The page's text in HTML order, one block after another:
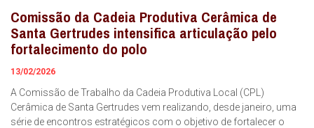
Comissão da Cadeia Produtiva Cerâmica de
Santa Gertrudes intensifica articulação pelo
fortalecimento do polo
13/02/2026
A Comissão de Trabalho da Cadeia Produtiva Local (CPL)
Cerâmica de Santa Gertrudes vem realizando, desde janeiro, uma
série de encontros estratégicos com o objetivo de fortalecer o